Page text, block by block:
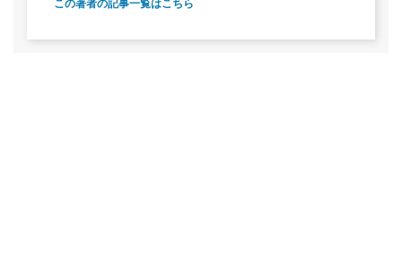
この著者の記事一覧はこちら